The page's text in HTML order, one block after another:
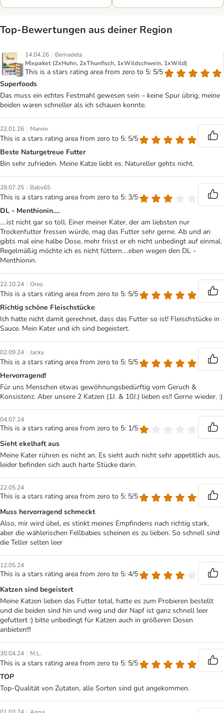
Top‑Bewertungen aus deiner Region
14.04.26 | Bernadeta
Mixpaket (2xHuhn, 2xThunfisch, 1xWildschwein, 1xWild)
This is a stars rating area from zero to 5: 5/5
Superfoods
Das muss ein echtes Festmahl gewesen sein – keine Spur übrig, meine
beiden waren schneller als ich schauen konnte.
22.01.26 | Marvin
This is a stars rating area from zero to 5: 5/5
Beste Naturgetreue Futter
Bin sehr zufrieden. Meine Katze liebt es. Natureller gehts nicht.
28.07.25 | Babs65
This is a stars rating area from zero to 5: 3/5
DL - Menthionin….
….ist nicht gar so toll. Einer meiner Kater, der am liebsten nur
Trockenfutter fressen würde, mag das Futter sehr gerne. Ab und an
gibts mal eine halbe Dose, mehr frisst er eh nicht unbedingt auf einmal.
Regelmäßig möchte ich es nicht füttern….eben wegen den DL -
Menthionin.
22.10.24 | Oreo
This is a stars rating area from zero to 5: 5/5
Richtig schöne Fleischstücke
Ich hatte nicht damit gerechnet, dass das Futter so ist! Fleischstücke in
Sauce. Mein Kater und ich sind begeistert.
02.09.24 | Jacky
This is a stars rating area from zero to 5: 5/5
Hervorragend!
Für uns Menschen etwas gewöhnungsbedürftig vom Geruch &
Konsistenz. Aber unsere 2 Katzen (1J. & 10J.) lieben es!! Gerne wieder. :)
04.07.24
This is a stars rating area from zero to 5: 1/5
Sieht ekelhaft aus
Meine Kater rühren es nicht an. Es sieht auch nicht sehr appetitlich aus,
leider befinden sich auch harte Stücke darin.
22.05.24
This is a stars rating area from zero to 5: 5/5
Muss hervorragend schmeckt
Also, mir wird übel, es stinkt meines Empfindens nach richtig stark,
aber die wählerischen Fellbabies scheinen es zu lieben. So schnell sind
die Teller selten leer
12.05.24
This is a stars rating area from zero to 5: 4/5
Katzen sind begeistert
Meine Katzen lieben das Futter total, hatte es zum Probieren bestellt
und die beiden sind hin und weg und der Napf ist ganz schnell leer
gefuttert :) bitte unbedingt für Katzen auch in größeren Dosen
anbieten!!!
30.04.24 | M.L.
This is a stars rating area from zero to 5: 5/5
TOP
Top-Qualität von Zutaten, alle Sorten sind gut angekommen.